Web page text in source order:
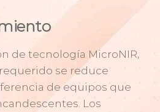
de tecnología MicroNIR,
se reduce
de equipos que
Los